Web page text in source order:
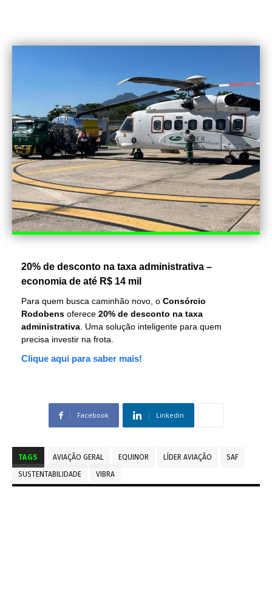
20% de desconto na taxa administrativa –
economia de até R$ 14 mil
Para quem busca caminhão novo, o Consórcio
Rodobens oferece 20% de desconto na taxa
administrativa . Uma solução inteligente para quem
precisa investir na frota.
Clique aqui para saber mais!
Facebook Linkedin
TAGS AVIAÇÃO GERAL EQUINOR LÍDER AVIAÇÃO
SAF
SUSTENTABILIDADE
VIBRA